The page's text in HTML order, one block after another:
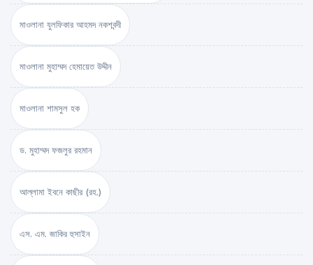
মাওলানা যুলফিকার আহমদ নকশবন্দী
মাওলানা মুহাম্মদ হেমায়েত উদ্দীন
মাওলানা শামসুল হক
ড. মুহাম্মদ ফজলুর রহমান
আল্লামা ইবনে কাছীর (রহ.)
এস. এম. জাকির হুসাইন